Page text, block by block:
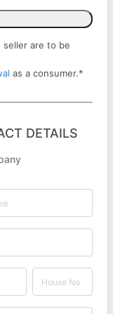
seller are to be
as a consumer.*
DETAILS